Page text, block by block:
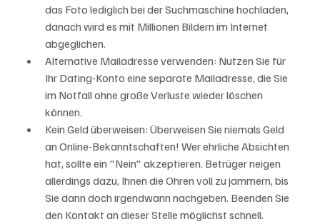
das Foto lediglich bei der Suchmaschine hochladen,
danach wird es mit Millionen Bildern im Internet
abgeglichen.
Alternative Mailadresse verwenden: Nutzen Sie für
Ihr Dating-Konto eine separate Mailadresse, die Sie
im Notfall ohne große Verluste wieder löschen
können.
Kein Geld überweisen: Überweisen Sie niemals Geld
an Online-Bekanntschaften! Wer ehrliche Absichten
hat, sollte ein "Nein" akzeptieren. Betrüger neigen
allerdings dazu, Ihnen die Ohren voll zu jammern, bis
Sie dann doch irgendwann nachgeben. Beenden Sie
den Kontakt an dieser Stelle möglichst schnell.